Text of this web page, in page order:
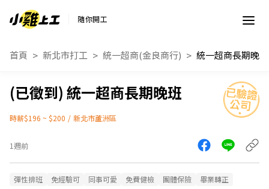
隨你開工
首頁 新北市打工 統一超商(金良商行) 統一超商長期晚班
統一超商長期晚班
時薪$196 ~ $200 / 新北市蘆洲區
1週前
彈性排班 免經驗可 同事可愛 免費健檢 團體保險 畢業轉正